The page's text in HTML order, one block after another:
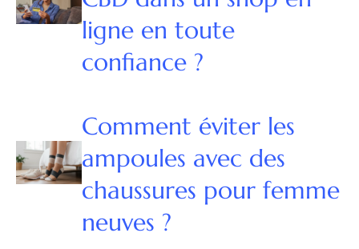
ligne en toute
confiance ?
Comment éviter les
ampoules avec des
chaussures pour femme
neuves ?